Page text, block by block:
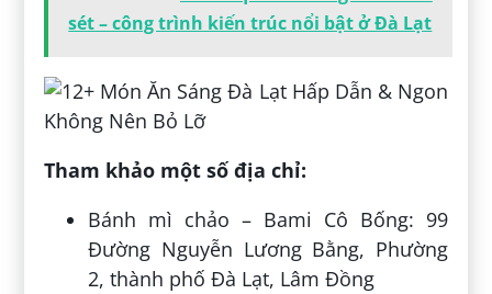
sét – công trình kiến trúc nổi bật ở Đà Lạt
Tham khảo một số địa chỉ:
Bánh mì chảo – Bami Cô Bống: 99
Đường Nguyễn Lương Bằng, Phường
2, thành phố Đà Lạt, Lâm Đồng